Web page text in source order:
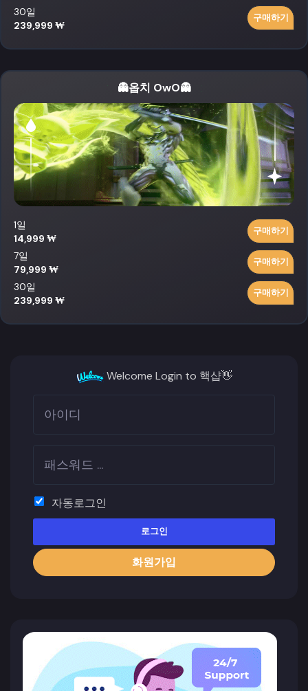
30일
239,999 ₩
구매하기
👻옵치 OwO👻
1일
14,999 ₩
구매하기
7일
79,999 ₩
구매하기
30일
239,999 ₩
구매하기
Welcome Login to 핵샵👋
자동로그인
로그인
화원가입